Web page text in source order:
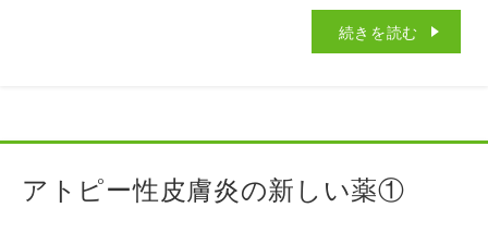
続きを読む
アトピー性皮膚炎の新しい薬①